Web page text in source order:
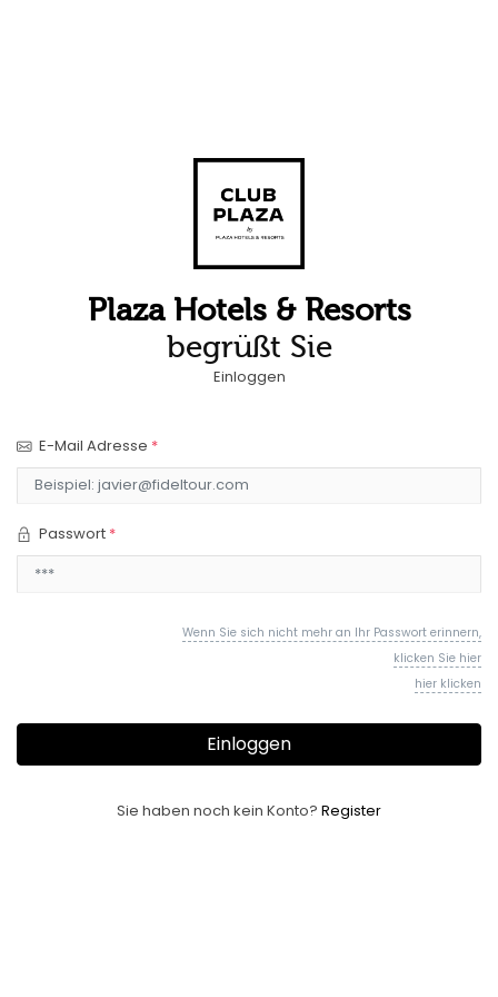
Plaza Hotels & Resorts
begrüßt Sie
Einloggen
E-Mail Adresse *
Passwort *
Wenn Sie sich nicht mehr an Ihr Passwort erinnern,
klicken Sie hier
hier klicken
Einloggen
Sie haben noch kein Konto? Register